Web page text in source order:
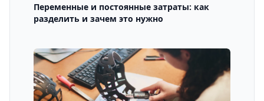
Переменные и постоянные затраты: как
разделить и зачем это нужно